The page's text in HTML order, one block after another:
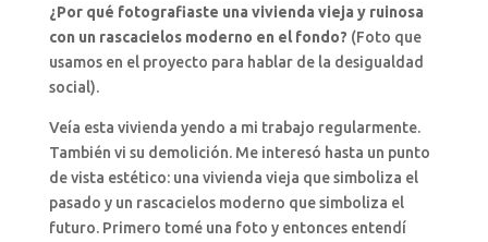
¿Por qué fotografiaste una vivienda vieja y ruinosa
con un rascacielos moderno en el fondo? (Foto que
usamos en el proyecto para hablar de la desigualdad
social).
Veía esta vivienda yendo a mi trabajo regularmente.
También vi su demolición. Me interesó hasta un punto
de vista estético: una vivienda vieja que simboliza el
pasado y un rascacielos moderno que simboliza el
futuro. Primero tomé una foto y entonces entendí